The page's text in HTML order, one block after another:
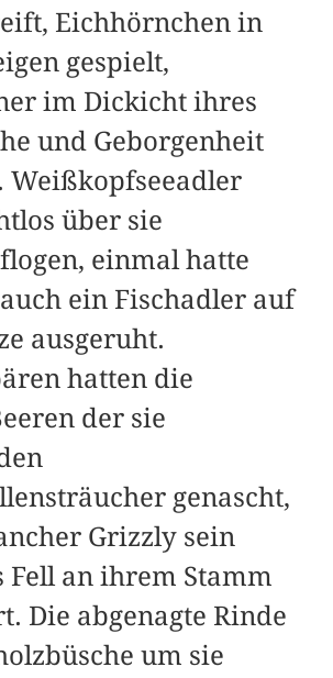
Eichhörnchen in
gespielt,
im Dickicht ihres
und Geborgenheit
Weißkopfseeadler
über sie
einmal hatte
ein Fischadler auf
ausgeruht.
hatten die
der sie
genascht,
Grizzly sein
Fell an ihrem Stamm
Die abgenagte Rinde
um sie